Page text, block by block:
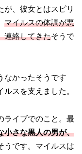
が、彼女とはスピリ
マイルスの体調が悪
連絡してきたそうで
なかったそうです
スを支えました。
ライブでのこと。最
小さな黒人の男が、
うです。マイルスは